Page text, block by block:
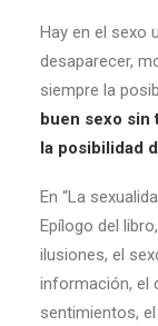
Hay en el sexo
desaparecer,
siempre la
buen sexo sin
la posibilidad
En “La
Epílogo del
ilusiones, el
información, el
sentimientos,